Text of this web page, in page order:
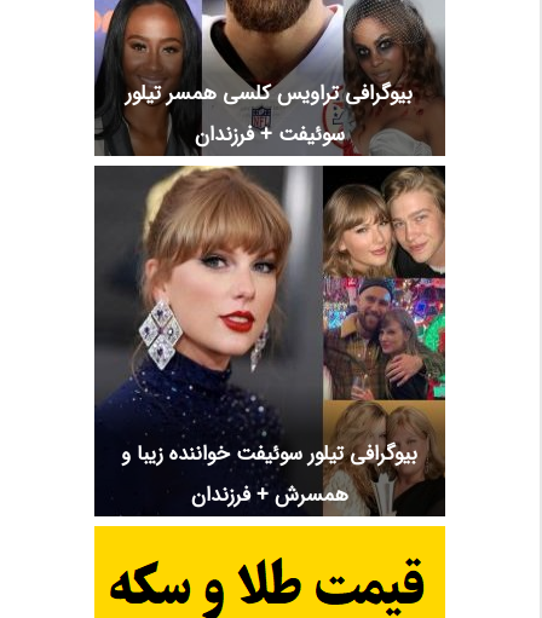
بیوگرافی تراویس کلسی همسر تیلور
سوئیفت + فرزندان
بیوگرافی تیلور سوئیفت خواننده زیبا و
همسرش + فرزندان